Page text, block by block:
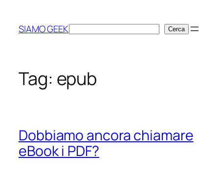
contenuto
SIAMO GEEKCerca Cerca
Tag: epub
Dobbiamo ancora chiamare
eBook i PDF?